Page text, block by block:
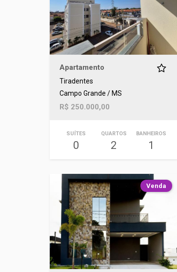
Apartamento
Tiradentes
Campo Grande / MS
R$ 250.000,00
SUÍTES
0
QUARTOS
2
BANHEIROS
1
Venda